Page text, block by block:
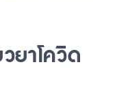
ยาโควิด